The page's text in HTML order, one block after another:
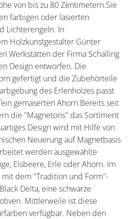
von bis zu 80 Zentimetern.Sie
farbigen oder lasierten
Lichterengeln. In
Holzkunstgestalter Günter
Werkstätten der Firma Schalling
Design entworfen. Die
gefertigt und die Zubehörteile
des Erlenholzes passt
gemaserten Ahorn.Bereits seit
die "Magnetons" das Sortiment
Design wird mit Hilfe von
Neuerung auf Magnetbasis
werden ausgewählte
Elsbeere, Erle oder Ahorn. Im
mit dem "Tradition und Form"-
Delta, eine schwarze
Mittlerweile ist diese
verfügbar. Neben den